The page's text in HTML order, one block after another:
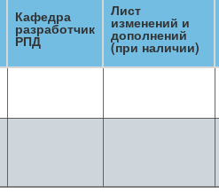
Кафедра
разработчик
РПД
Лист
изменений и
дополнений
(при наличии)